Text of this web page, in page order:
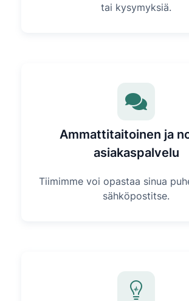
tai kysymyksiä.
Ammattitaitoinen ja
asiakaspalvelu
Tiimimme voi opastaa sinua
sähköpostitse.